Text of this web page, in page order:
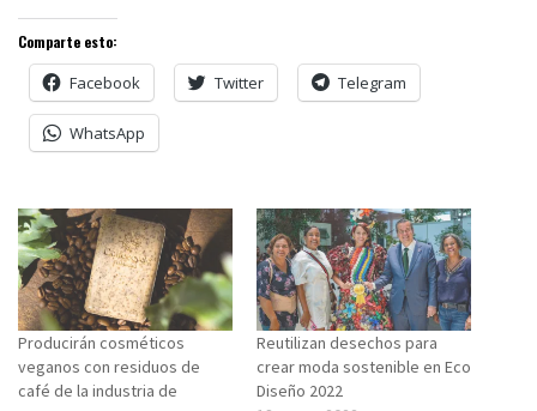
Comparte esto:
Facebook Twitter Telegram
WhatsApp
Producirán cosméticos
veganos con residuos de
café de la industria de
Reutilizan desechos para
crear moda sostenible en Eco
Diseño 2022